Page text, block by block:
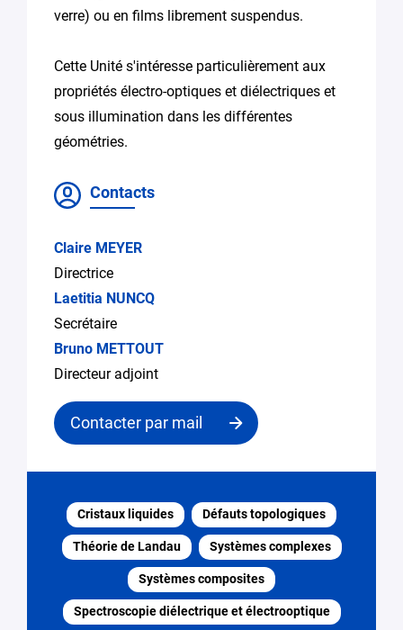
verre) ou en films librement suspendus.
Cette Unité s'intéresse particulièrement aux
propriétés électro-optiques et diélectriques et
sous illumination dans les différentes
géométries.
Contacts
Claire MEYER
Directrice
Laetitia NUNCQ
Secrétaire
Bruno METTOUT
Directeur adjoint
Contacter par mail
le
responsable
Cristaux liquides Défauts topologiques
Théorie de Landau Systèmes complexes
Systèmes composites
Spectroscopie diélectrique et électrooptique